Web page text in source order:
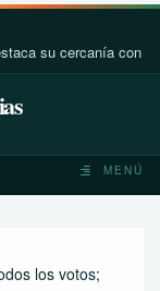
con los más
MENÚ
los votos;